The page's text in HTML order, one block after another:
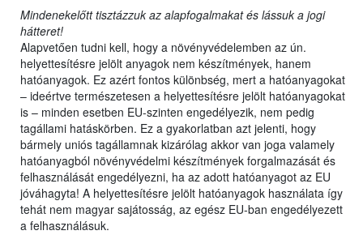
Mindenekelőtt tisztázzuk az alapfogalmakat és lássuk a jogi
hátteret!
Alapvetően tudni kell, hogy a növényvédelemben az ún.
helyettesítésre jelölt anyagok nem készítmények, hanem
hatóanyagok. Ez azért fontos különbség, mert a hatóanyagokat
– ideértve természetesen a helyettesítésre jelölt hatóanyagokat
is – minden esetben EU-szinten engedélyezik, nem pedig
tagállami hatáskörben. Ez a gyakorlatban azt jelenti, hogy
bármely uniós tagállamnak kizárólag akkor van joga valamely
hatóanyagból növényvédelmi készítmények forgalmazását és
felhasználását engedélyezni, ha az adott hatóanyagot az EU
jóváhagyta! A helyettesítésre jelölt hatóanyagok használata így
tehát nem magyar sajátosság, az egész EU-ban engedélyezett
a felhasználásuk.